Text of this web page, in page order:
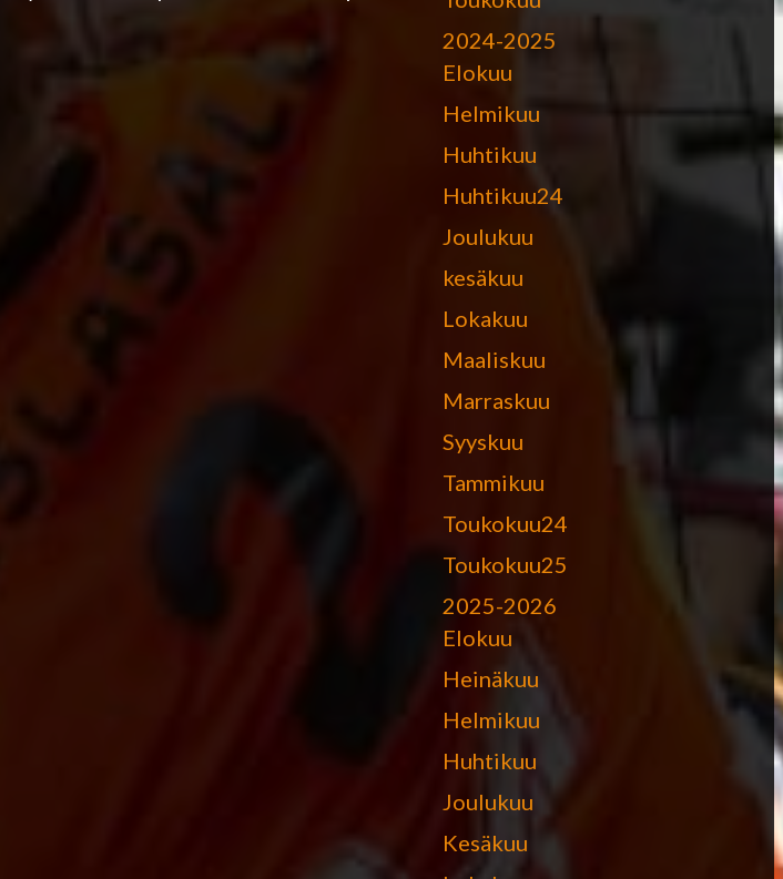
2024-2025
Elokuu
Helmikuu
Huhtikuu
Huhtikuu24
Joulukuu
kesäkuu
Lokakuu
Maaliskuu
Marraskuu
Syyskuu
Tammikuu
Toukokuu24
Toukokuu25
2025-2026
Elokuu
Heinäkuu
Helmikuu
Huhtikuu
Joulukuu
Kesäkuu